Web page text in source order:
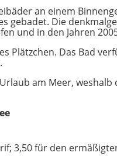
an einem
gebadet. Die
und in den Jahren
Das Bad
am Meer,
3,50 für den